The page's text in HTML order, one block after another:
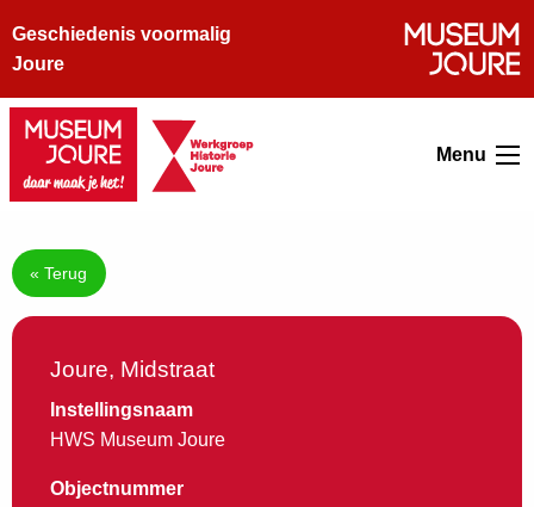
Geschiedenis voormalig
Joure
Menu
« Terug
Joure, Midstraat
Instellingsnaam
HWS Museum Joure
Objectnummer